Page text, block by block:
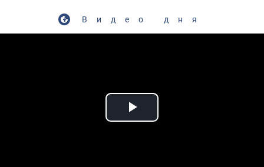
Видео дня
Play Video